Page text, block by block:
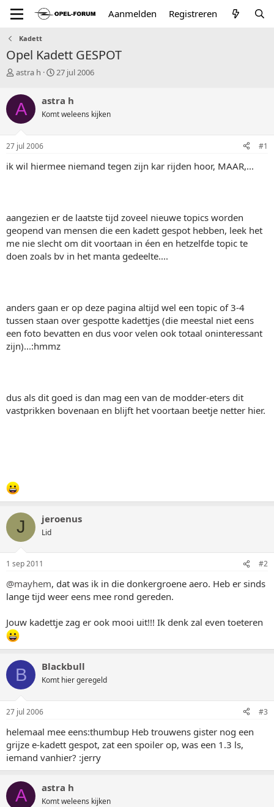
Aanmelden Registreren
Kadett
Opel Kadett GESPOT
T
p
c
s
a
t
astra h
S
r
t
a
m
27 jul 2006
A astra h
Komt weleens kijken
27 jul 2006 #1
ik wil hiermee niemand tegen zijn kar rijden hoor, MAAR,...
aangezien er de laatste tijd zoveel nieuwe topics worden
geopend van mensen die een kadett gespot hebben, leek het
me nie slecht om dit voortaan in éen en hetzelfde topic te
doen zoals bv in het manta gedeelte....
anders gaan er op deze pagina altijd wel een topic of 3-4
tussen staan over gespotte kadettjes (die meestal niet eens
een foto bevatten en dus voor velen ook totaal oninteressant
zijn)...:hmmz
dus als dit goed is dan mag een van de modder-eters dit
vastprikken bovenaan en blijft het voortaan beetje netter hier.
J jeroenus
Lid
1 sep 2011 #2
@mayhem, dat was ik in die donkergroene aero. Heb er sinds
lange tijd weer eens mee rond gereden.
Jouw kadettje zag er ook mooi uit!!! Ik denk zal even toeteren
B Blackbull
Komt hier geregeld
27 jul 2006 #3
helemaal mee eens:thumbup Heb trouwens gister nog een
grijze e-kadett gespot, zat een spoiler op, was een 1.3 ls,
iemand vanhier? :jerry
A astra h
Komt weleens kijken